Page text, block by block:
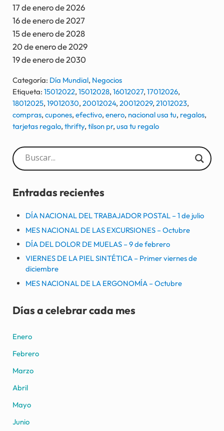
17 de enero de 2026
16 de enero de 2027
15 de enero de 2028
20 de enero de 2029
19 de enero de 2030
Categoría: Día Mundial, Negocios
Etiqueta: 15012022, 15012028, 16012027, 17012026,
18012025, 19012030, 20012024, 20012029, 21012023,
compras, cupones, efectivo, enero, nacional usa tu, regalos,
tarjetas regalo, thrifty, tilson pr, usa tu regalo
Sidebar
Entradas recientes
DÍA NACIONAL DEL TRABAJADOR POSTAL – 1 de julio
MES NACIONAL DE LAS EXCURSIONES – Octubre
DÍA DEL DOLOR DE MUELAS – 9 de febrero
VIERNES DE LA PIEL SINTÉTICA – Primer viernes de
diciembre
MES NACIONAL DE LA ERGONOMÍA – Octubre
Días a celebrar cada mes
Enero
Febrero
Marzo
Abril
Mayo
Junio